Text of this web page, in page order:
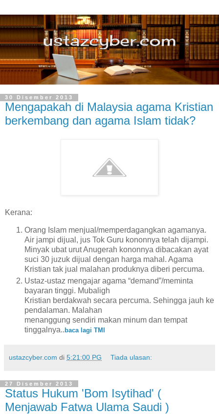
30 Disember 2013
Mengapakah di Malaysia agama Kristian
berkembang dan agama Islam tidak?
Kerana:
Orang Islam menjual/memperdagangkan agamanya.
Air jampi dijual, jus Tok Guru kononnya telah dijampi.
Minyak ubat urut Anugerah kononnya dibacakan ayat
suci 30 juzuk dijual dengan harga mahal. Agama
Kristian tak jual malahan produknya diberi percuma.
Ustaz-ustaz mengajar agama “demand”/meminta
bayaran tinggi. Mubaligh
Kristian berdakwah secara percuma. Sehingga jauh ke
pendalaman. Malahan
menanggung sendiri makan minum dan tempat
tinggalnya.. baca lagi TMI
ustazcyber.com di 5:21:00 PG Tiada ulasan:
27 Disember 2013
Status Hukum 'Bom Isytihad' (
Menjawab Fatwa Ulama Saudi )